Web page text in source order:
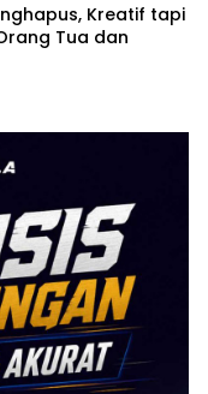
Kreatif tapi
Tua dan